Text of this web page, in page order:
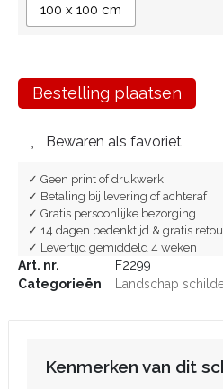
100 x 100 cm
Bestelling plaatsen
Bewaren als favoriet
✓ Geen print of drukwerk
✓ Betaling bij levering of achteraf
✓ Gratis persoonlijke bezorging
✓ 14 dagen bedenktijd & gratis
✓ Levertijd gemiddeld 4 weken
Art. nr.
F2299
Categorieën
Landschap
Kenmerken van dit